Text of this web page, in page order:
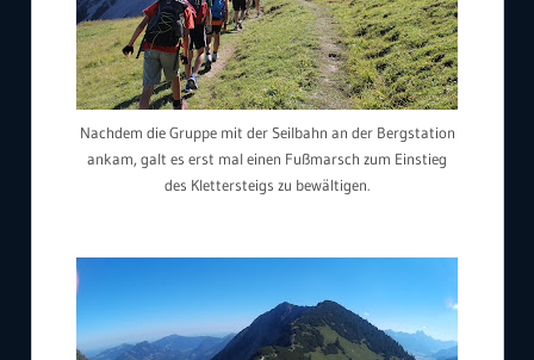
Nachdem die Gruppe mit der Seilbahn an der Bergstation
ankam, galt es erst mal einen Fußmarsch zum Einstieg
des Klettersteigs zu bewältigen.